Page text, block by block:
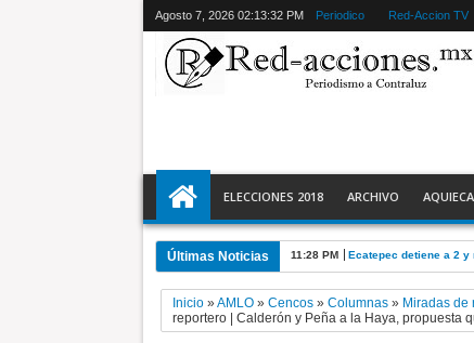
Agosto 7, 2026 02:13:33 PM Periodico Red-Accion TV
ELECCIONES 2018 ARCHIVO
Últimas Noticias 11:28 PM Ecatepec detiene a 2 y
Inicio»AMLO» Cencos» Columnas» Miradas de
reportero | Calderón y Peña a la Haya, propuesta